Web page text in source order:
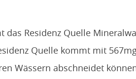
das Residenz Quelle
Quelle kommt mit
Wässern abschneidet